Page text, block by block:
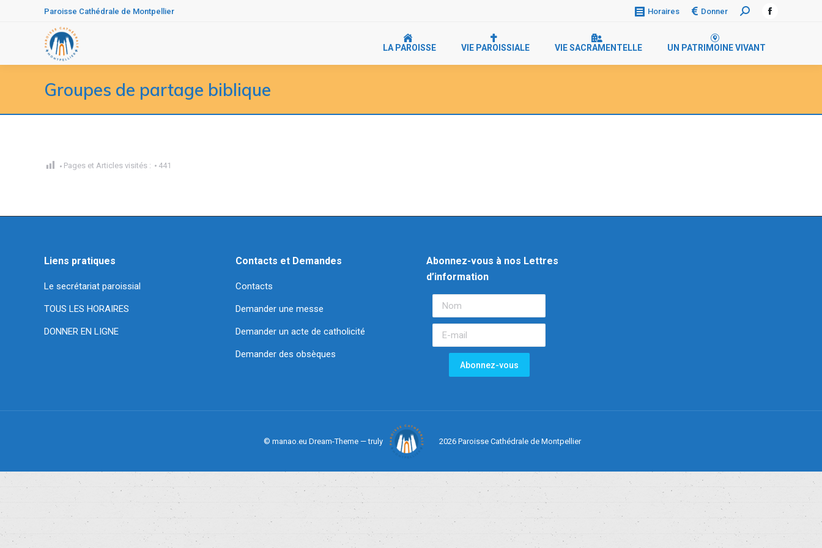
Paroisse Cathédrale de Montpellier Horaires Donner
Recherche
Facebook
in
LA PAROISSE VIE PAROISSIALE VIE SACRAMENTELLE UN PATRIMOINE VIVANT
Groupes de partage biblique
Pages et Articles visités : 441
Liens pratiques
Le secrétariat paroissial
TOUS LES HORAIRES
DONNER EN LIGNE
Contacts et Demandes
Contacts
Demander une messe
Demander un acte de catholicité
Demander des obsèques
Abonnez-vous à nos Lettres
d’information
© manao.eu Dream-Theme — truly 2026 Paroisse Cathédrale de Montpellier